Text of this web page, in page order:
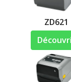
ZD621